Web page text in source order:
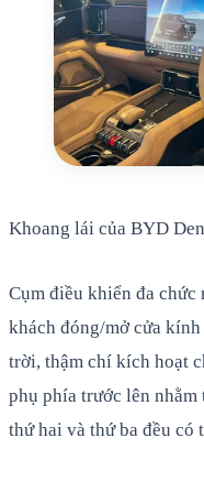
Khoang lái của BYD
Cụm điều khiển đa chức
khách đóng/mở cửa
trời, thậm chí kích hoạt
phụ phía trước lên nhằm
thứ hai và thứ ba đều có